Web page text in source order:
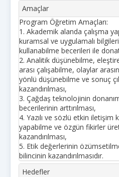
Amaçlar
Program Öğretim Amaçları:
1. Akademik alanda çalışma
kuramsal ve uygulamalı
kullanabilme becerileri ile
2. Analitik düşünebilme,
arası çalışabilme, olaylar
yönlü düşünebilme ve sonuç
kazandırılması,
3. Çağdaş teknolojinin
becerilerinin arttırılması,
4. Yazılı ve sözlü etkin iletişim
yapabilme ve özgün fikirler
kazandırılması,
5. Etik değerlerinin
bilincinin kazandırılmasıdır.
Hedefler